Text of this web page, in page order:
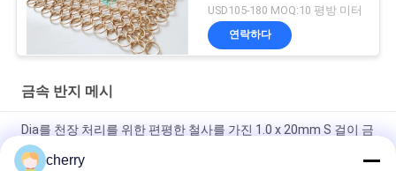
USD105-180 MOQ:10 평방 미터
연락하다
금속 반지 메시
Dia를 천장 처리를 위한 편평한 철사를 가진 1.0 x 20mm S 걸이 금
속 메시 휘장 둥글게 되십시오
cherry